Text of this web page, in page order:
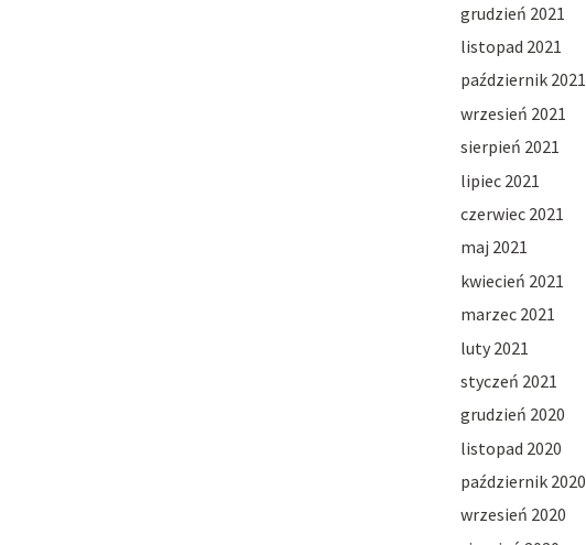
grudzień 2021
listopad 2021
październik 2021
wrzesień 2021
sierpień 2021
lipiec 2021
czerwiec 2021
maj 2021
kwiecień 2021
marzec 2021
luty 2021
styczeń 2021
grudzień 2020
listopad 2020
październik 2020
wrzesień 2020